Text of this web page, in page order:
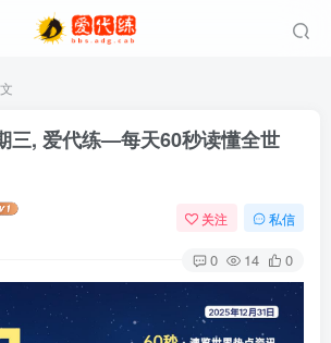
三, 爱代练—每天60秒读懂全世
关注 私信
0 14 0